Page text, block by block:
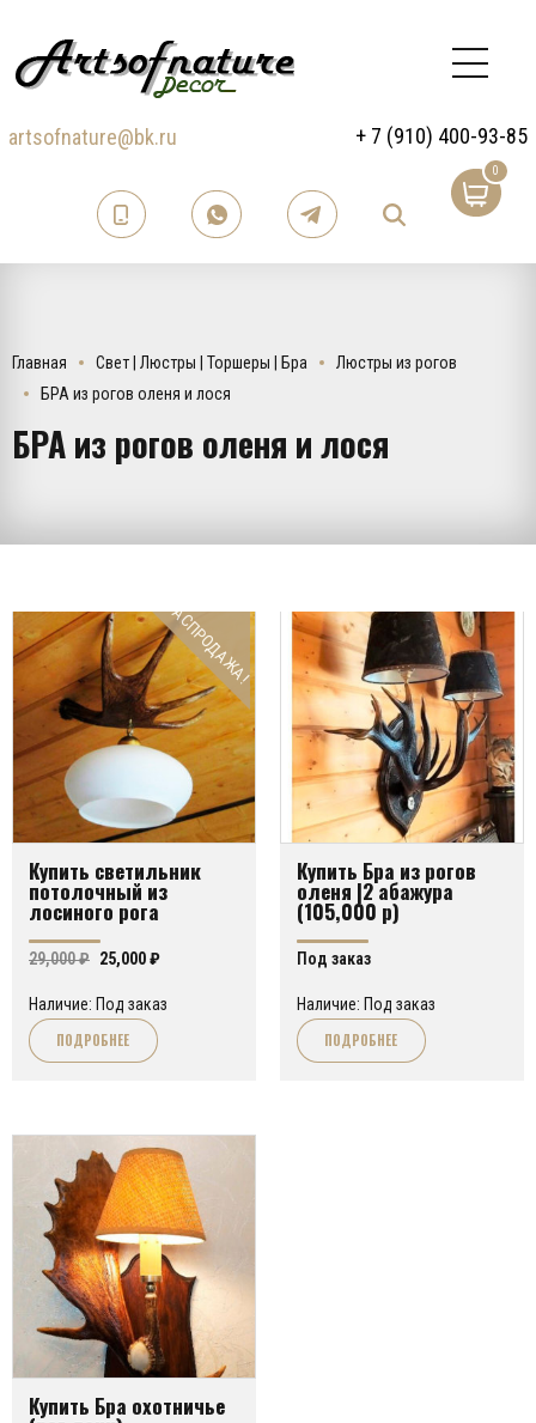
artsofnature@bk.ru + 7 (910) 400-93-85
0
Главная Свет | Люстры | Торшеры | Бра
Люстры из рогов
БРА из рогов оленя и лося
БРА из рогов оленя и лося
РАСПРОДАЖА!
Купить светильник
потолочный из
лосиного рога
29,000₽ Первоначальная
составляла
29,000 ₽.
25,000₽Текущая
25,000 ₽.
Наличие: Под заказ
ПОДРОБНЕЕ
Купить Бра из рогов
оленя |2 абажура
(105,000 р)
Под заказ
Наличие: Под заказ
ПОДРОБНЕЕ
Купить Бра охотничье